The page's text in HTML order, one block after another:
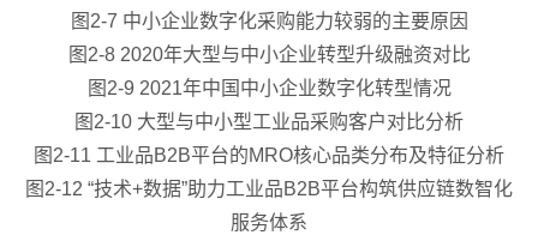
图2-7 中小企业数字化采购能力较弱的主要原因
图2-8 2020年大型与中小企业转型升级融资对比
图2-9 2021年中国中小企业数字化转型情况
图2-10 大型与中小型工业品采购客户对比分析
图2-11 工业品B2B平台的MRO核心品类分布及特征分析
图2-12 “技术+数据”助力工业品B2B平台构筑供应链数智化
服务体系